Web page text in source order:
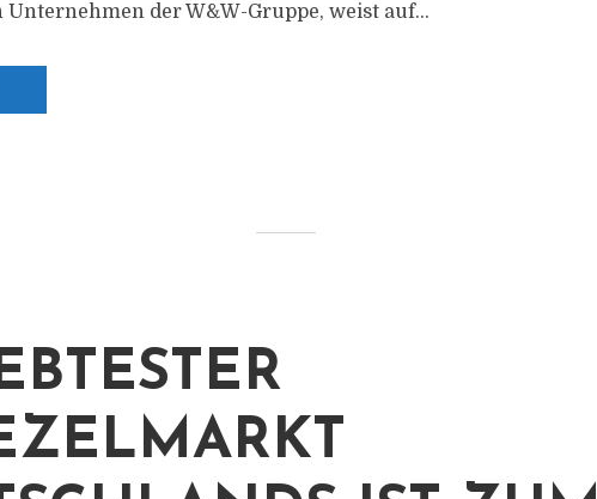
der W&W-Gruppe, weist auf...